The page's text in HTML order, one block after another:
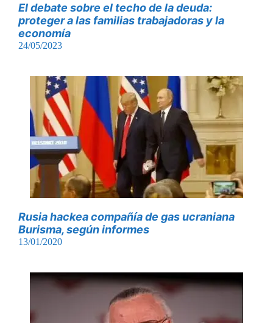
El debate sobre el techo de la deuda:
proteger a las familias trabajadoras y la
economía
24/05/2023
Rusia hackea compañía de gas ucraniana
Burisma, según informes
13/01/2020